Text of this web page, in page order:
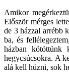
Amikor
Először mérges
de 3 házzal arrébb
ba, és
házban
hegycsúcsokra. A
alá kell húzni, sok